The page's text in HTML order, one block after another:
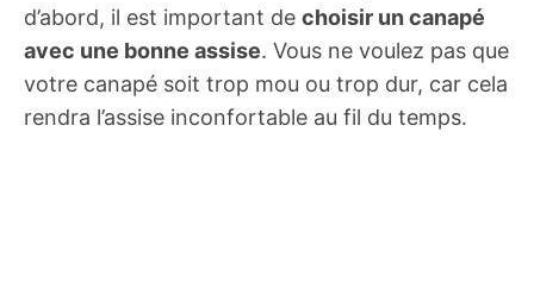
d’abord, il est important de choisir un canapé
avec une bonne assise. Vous ne voulez pas que
votre canapé soit trop mou ou trop dur, car cela
rendra l’assise inconfortable au fil du temps.